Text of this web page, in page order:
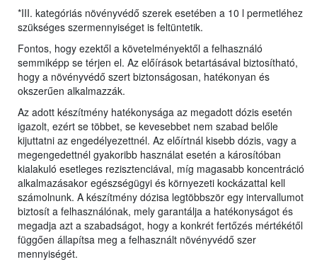
*III. kategóriás növényvédő szerek esetében a 10 l permetléhez
szükséges szermennyiséget is feltüntetik.
Fontos, hogy ezektől a követelményektől a felhasználó
semmiképp se térjen el. Az előírások betartásával biztosítható,
hogy a növényvédő szert biztonságosan, hatékonyan és
okszerűen alkalmazzák.
Az adott készítmény hatékonysága az megadott dózis esetén
igazolt, ezért se többet, se kevesebbet nem szabad belőle
kijuttatni az engedélyezettnél. Az előírtnál kisebb dózis, vagy a
megengedettnél gyakoribb használat esetén a károsítóban
kialakuló esetleges rezisztenciával, míg magasabb koncentráció
alkalmazásakor egészségügyi és környezeti kockázattal kell
számolnunk. A készítmény dózisa legtöbbször egy intervallumot
biztosít a felhasználónak, mely garantálja a hatékonyságot és
megadja azt a szabadságot, hogy a konkrét fertőzés mértékétől
függően állapítsa meg a felhasznált növényvédő szer
mennyiségét.